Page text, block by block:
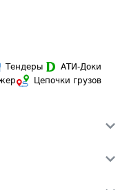
Тендеры
АТИ-Доки
Цепочки грузов